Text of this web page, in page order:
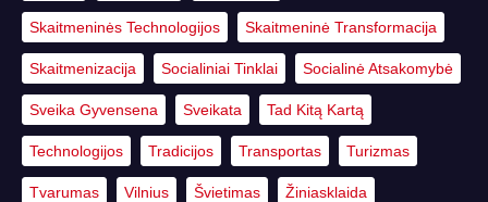
Skaitmeninės Technologijos Skaitmeninė Transformacija
Skaitmenizacija Socialiniai Tinklai Socialinė Atsakomybė
Sveika Gyvensena Sveikata Tad Kitą Kartą
Technologijos Tradicijos Transportas Turizmas
Tvarumas Vilnius Švietimas Žiniasklaida